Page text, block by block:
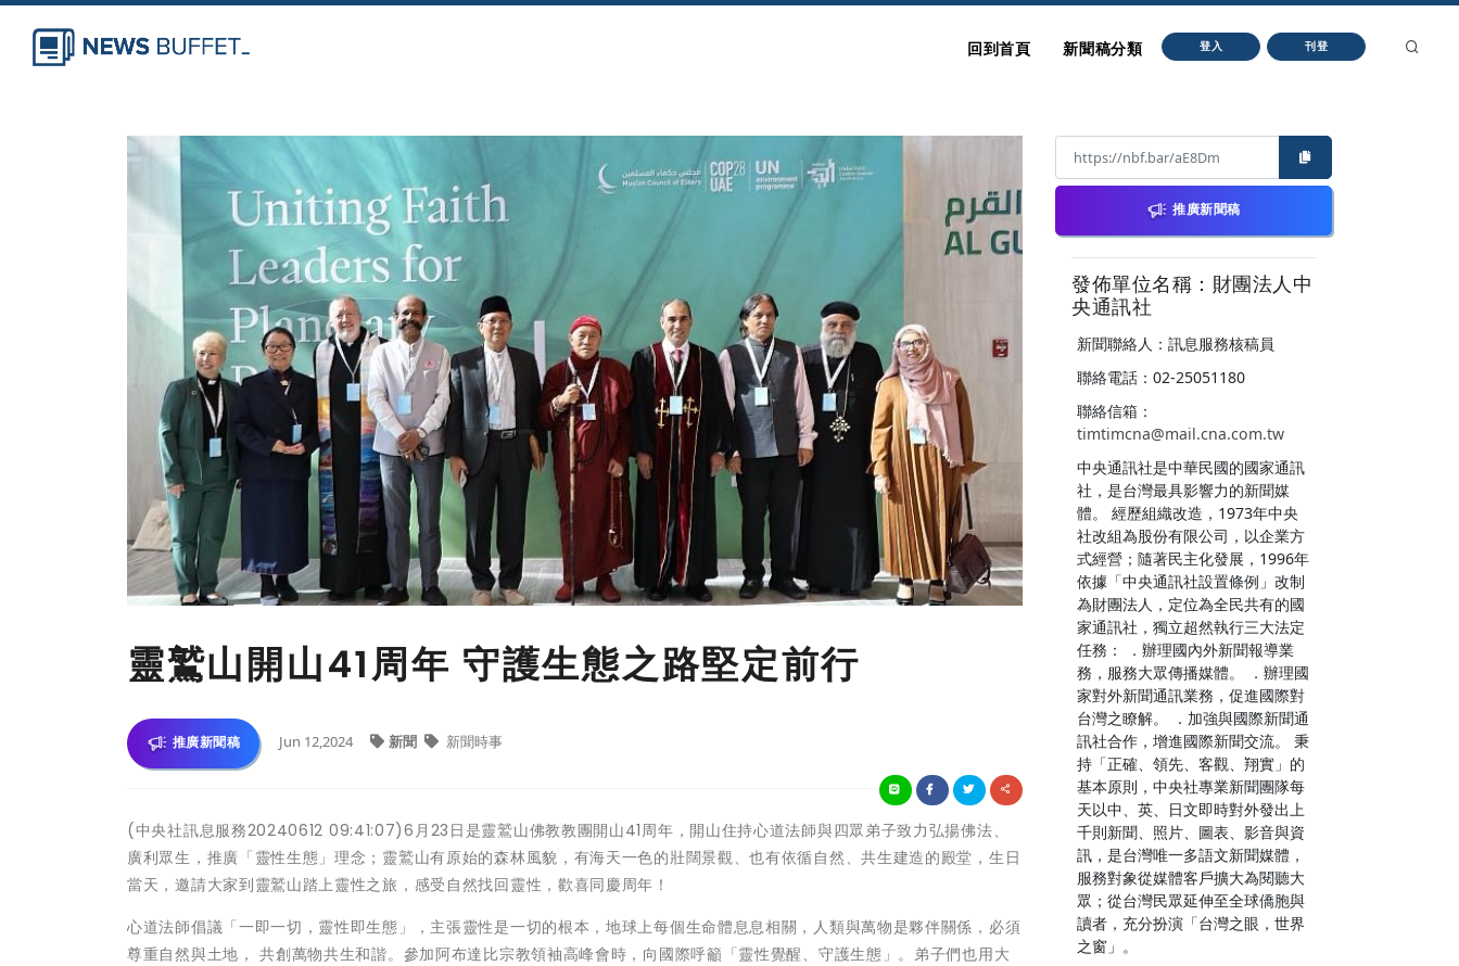
回到首頁 新聞稿分類 登入 刊登
靈鷲山開山41周年 守護生態之路堅定前行
推廣新聞稿 Jun 12,2024 新聞 新聞時事
(中央社訊息服務20240612 09:41:07)6月23日是靈鷲山佛教教團開山41周年，開山住持心道法師與四眾弟子致力弘揚佛法、
廣利眾生，推廣「靈性生態」理念；靈鷲山有原始的森林風貌，有海天一色的壯闊景觀、也有依循自然、共生建造的殿堂，生日
當天，邀請大家到靈鷲山踏上靈性之旅，感受自然找回靈性，歡喜同慶周年！
心道法師倡議「一即一切，靈性即生態」，主張靈性是一切的根本，地球上每個生命體息息相關，人類與萬物是夥伴關係，必須
尊重自然與土地， 共創萬物共生和諧。參加阿布達比宗教領袖高峰會時，向國際呼籲「靈性覺醒、守護生態」。弟子們也用大
推廣新聞稿
發佈單位名稱：財團法人中
央通訊社
新聞聯絡人：訊息服務核稿員
聯絡電話：02-25051180
聯絡信箱：
timtimcna@mail.cna.com.tw
中央通訊社是中華民國的國家通訊
社，是台灣最具影響力的新聞媒
體。 經歷組織改造，1973年中央
社改組為股份有限公司，以企業方
式經營；隨著民主化發展，1996年
依據「中央通訊社設置條例」改制
為財團法人，定位為全民共有的國
家通訊社，獨立超然執行三大法定
任務： ．辦理國內外新聞報導業
務，服務大眾傳播媒體。 ．辦理國
家對外新聞通訊業務，促進國際對
台灣之瞭解。 ．加強與國際新聞通
訊社合作，增進國際新聞交流。 秉
持「正確、領先、客觀、翔實」的
基本原則，中央社專業新聞團隊每
天以中、英、日文即時對外發出上
千則新聞、照片、圖表、影音與資
訊，是台灣唯一多語文新聞媒體，
服務對象從媒體客戶擴大為閱聽大
眾；從台灣民眾延伸至全球僑胞與
讀者，充分扮演「台灣之眼，世界
之窗」。